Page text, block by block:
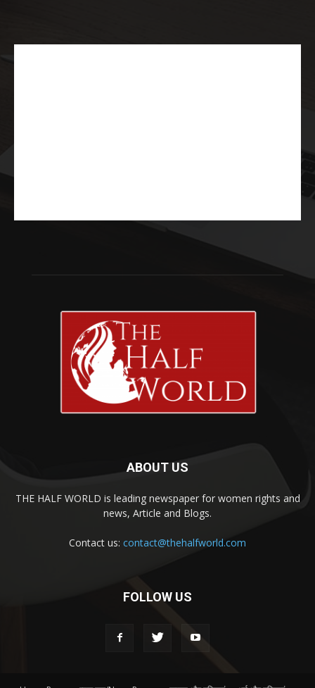
ABOUT US
THE HALF WORLD is leading newspaper for women rights and
news, Article and Blogs.
Contact us: contact@thehalfworld.com
FOLLOW US